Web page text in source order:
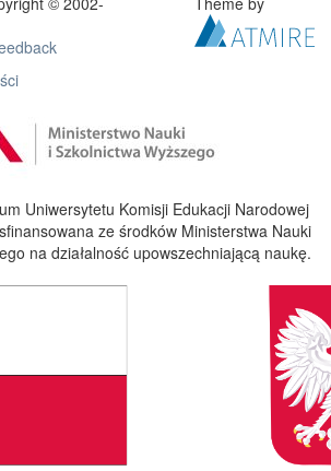
Uniwersytetu Komisji Edukacji Narodowej
ze środków Ministerstwa Nauki
na działalność upowszechniającą naukę.